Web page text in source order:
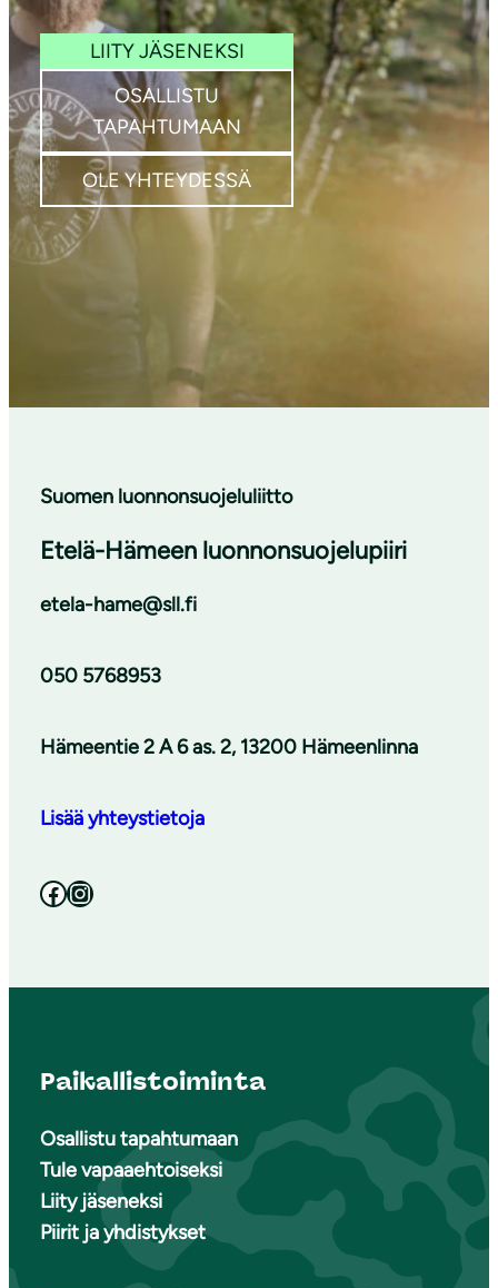
LIITY JÄSENEKSI
OSALLISTU
TAPAHTUMAAN
OLE YHTEYDESSÄ
kuva: SLL / Merja
Paakkanen
Suomen luonnonsuojeluliitto
Etelä-Hämeen luonnonsuojelupiiri
etela-hame@sll.fi
050 5768953
Hämeentie 2 A 6 as. 2, 13200 Hämeenlinna
Lisää yhteystietoja
Facebook Instagram
Paikallistoiminta
Osallistu tapahtumaan
Tule vapaaehtoiseksi
Liity jäseneksi
Piirit ja yhdistykset